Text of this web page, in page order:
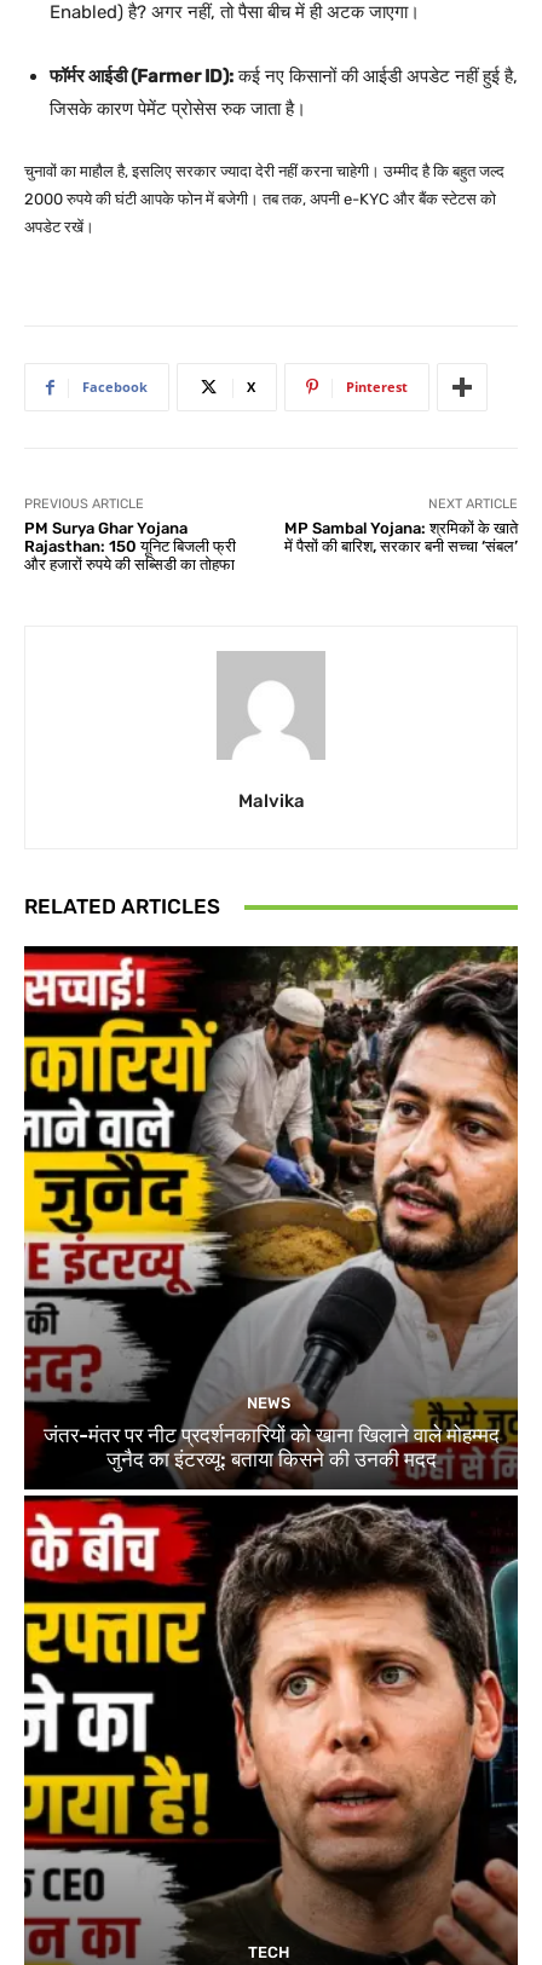
Enabled) है? अगर नहीं, तो पैसा बीच में ही अटक जाएगा।
फॉर्मर आईडी (Farmer ID):कई नए किसानों की आईडी अपडेट नहीं हुई है,
जिसके कारण पेमेंट प्रोसेस रुक जाता है।
चुनावों का माहौल है, इसलिए सरकार ज्यादा देरी नहीं करना चाहेगी। उम्मीद है कि बहुत जल्द
2000 रुपये की घंटी आपके फोन में बजेगी। तब तक, अपनी e-KYC और बैंक स्टेटस को
अपडेट रखें।
Facebook X Pinterest
PREVIOUS ARTICLE
PM Surya Ghar Yojana
Rajasthan: 150 यूनिट बिजली फ्री
और हजारों रुपये की सब्सिडी का तोहफा
NEXT ARTICLE
MP Sambal Yojana: श्रमिकों के खाते
में पैसों की बारिश, सरकार बनी सच्चा ‘संबल’
Malvika
RELATED ARTICLES
NEWS
जंतर-मंतर पर नीट प्रदर्शनकारियों को खाना खिलाने वाले मोहम्मद
जुनैद का इंटरव्यू: बताया किसने की उनकी मदद
TECH